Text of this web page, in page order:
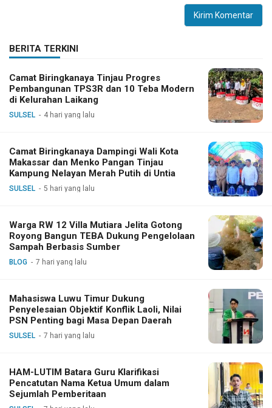
BERITA TERKINI
Camat Biringkanaya Tinjau Progres
Pembangunan TPS3R dan 10 Teba Modern
di Kelurahan Laikang
SULSEL 4 hari yang lalu
Camat Biringkanaya Dampingi Wali Kota
Makassar dan Menko Pangan Tinjau
Kampung Nelayan Merah Putih di Untia
SULSEL 5 hari yang lalu
Warga RW 12 Villa Mutiara Jelita Gotong
Royong Bangun TEBA Dukung Pengelolaan
Sampah Berbasis Sumber
BLOG 7 hari yang lalu
Mahasiswa Luwu Timur Dukung
Penyelesaian Objektif Konflik Laoli, Nilai
PSN Penting bagi Masa Depan Daerah
SULSEL 7 hari yang lalu
HAM-LUTIM Batara Guru Klarifikasi
Pencatutan Nama Ketua Umum dalam
Sejumlah Pemberitaan